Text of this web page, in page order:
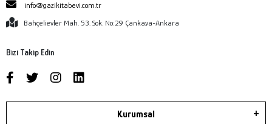
info@gazikitabevi.com.tr
Bahçelievler Mah. 53. Sok. No:29 Çankaya-Ankara
Bizi Takip Edin
Kurumsal